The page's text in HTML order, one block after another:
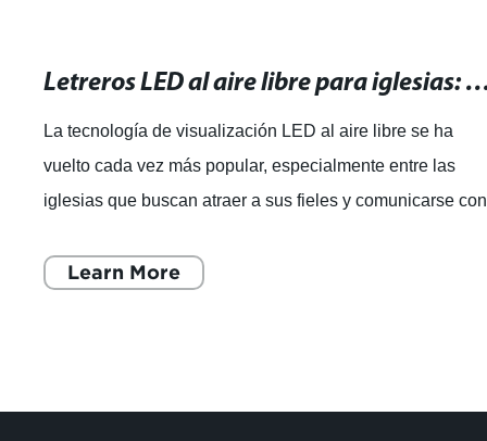
Letreros LED al aire libre para iglesias: una poderosa
La tecnología de visualización LED al aire libre se ha
vuelto cada vez más popular, especialmente entre las
iglesias que buscan atraer a sus fieles y comunicarse con
Learn More